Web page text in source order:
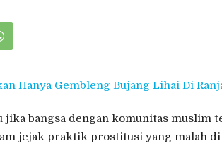
jika bangsa dengan komunitas muslim
jejak praktik prostitusi yang malah